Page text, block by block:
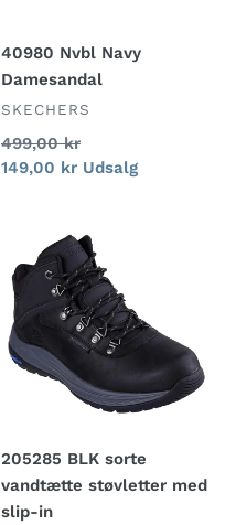
40980 Nvbl Navy
Damesandal
FORHANDLER
SKECHERS
Normalpris
499,00 kr
Udsalgspris
149,00 kr Udsalg
sorte
vandtætte
støvletter
med
205285 BLK sorte
vandtætte støvletter med
slip-in